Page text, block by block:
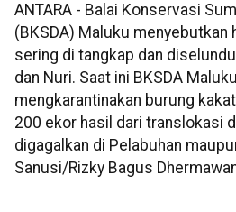
ANTARA - Balai Konservasi
(BKSDA) Maluku menyebutkan
sering di tangkap dan
dan Nuri. Saat ini BKSDA
mengkarantinakan burung
200 ekor hasil dari translokasi
digagalkan di Pelabuhan
Sanusi/Rizky Bagus